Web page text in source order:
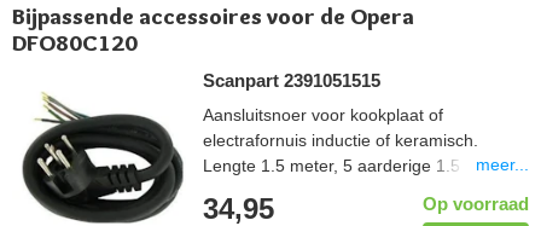
Bijpassende accessoires voor de Opera
DFO80C120
Scanpart 2391051515
Aansluitsnoer voor kookplaat of
electrafornuis inductie of keramisch.
Lengte 1.5 meter, 5 aarderige 1.5 mm2,
meer...
34,95 Op voorraad